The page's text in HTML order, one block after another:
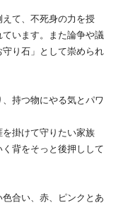
て、不死身の力を授
います。また論争や議
り石」として崇められ
持つ物にやる気とパワ
掛けて守りたい家族
背をそっと後押しして
合い、赤、ピンクとあ